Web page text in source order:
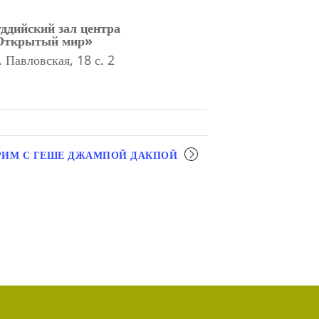
зал центра
мир»
Павловская, 18 с. 2
С ГЕШЕ ДЖАМПОЙ ДАКПОЙ